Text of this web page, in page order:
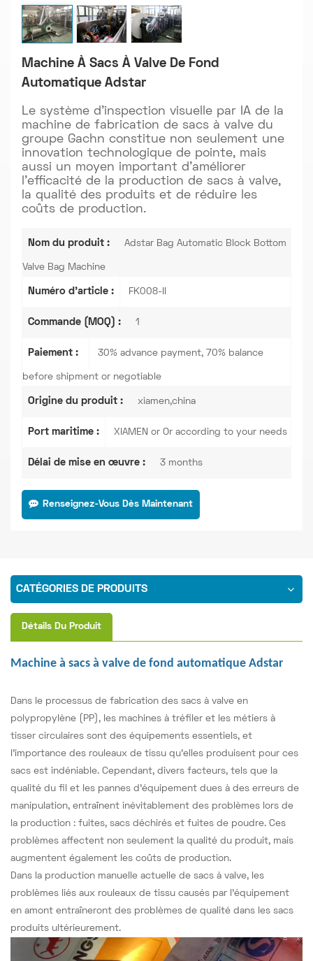
Machine À Sacs À Valve De Fond
Automatique Adstar
Le système d'inspection visuelle par IA de la
machine de fabrication de sacs à valve du
groupe Gachn constitue non seulement une
innovation technologique de pointe, mais
aussi un moyen important d'améliorer
l'efficacité de la production de sacs à valve,
la qualité des produits et de réduire les
coûts de production.
Nom du produit : Adstar Bag Automatic Block Bottom
Valve Bag Machine
Numéro d'article : FK008-II
Commande (MOQ) : 1
Paiement : 30% advance payment, 70% balance
before shipment or negotiable
Origine du produit : xiamen,china
Port maritime : XIAMEN or Or according to your needs
Délai de mise en œuvre : 3 months
Renseignez-Vous Dès Maintenant
CATÉGORIES DE PRODUITS
Détails Du Produit
Machine à sacs à valve de fond automatique Adstar
Dans le processus de fabrication des sacs à valve en
polypropylène (PP), les machines à tréfiler et les métiers à
tisser circulaires sont des équipements essentiels, et
l'importance des rouleaux de tissu qu'elles produisent pour ces
sacs est indéniable. Cependant, divers facteurs, tels que la
qualité du fil et les pannes d'équipement dues à des erreurs de
manipulation, entraînent inévitablement des problèmes lors de
la production : fuites, sacs déchirés et fuites de poudre. Ces
problèmes affectent non seulement la qualité du produit, mais
augmentent également les coûts de production.
Dans la production manuelle actuelle de sacs à valve, les
problèmes liés aux rouleaux de tissu causés par l'équipement
en amont entraîneront des problèmes de qualité dans les sacs
produits ultérieurement.